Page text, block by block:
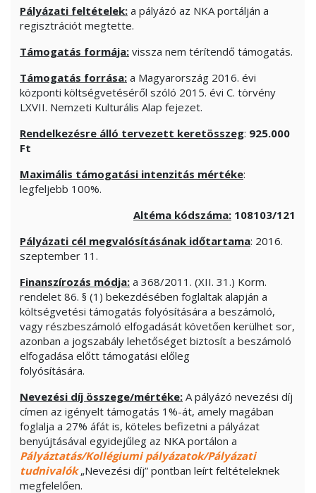
Pályázati feltételek: a pályázó az NKA portálján a
regisztrációt megtette.
Támogatás formája: vissza nem térítendő támogatás.
Támogatás forrása: a Magyarország 2016. évi
központi költségvetéséről szóló 2015. évi C. törvény
LXVII. Nemzeti Kulturális Alap fejezet.
Rendelkezésre álló tervezett keretösszeg: 925.000
Ft
Maximális támogatási intenzitás mértéke:
legfeljebb 100%.
Altéma kódszáma: 108103/121
Pályázati cél megvalósításának időtartama: 2016.
szeptember 11.
Finanszírozás módja: a 368/2011. (XII. 31.) Korm.
rendelet 86. § (1) bekezdésében foglaltak alapján a
költségvetési támogatás folyósítására a beszámoló,
vagy részbeszámoló elfogadását követően kerülhet sor,
azonban a jogszabály lehetőséget biztosít a beszámoló
elfogadása előtt támogatási előleg
folyósítására.
Nevezési díj összege/mértéke: A pályázó nevezési díj
címen az igényelt támogatás 1%-át, amely magában
foglalja a 27% áfát is, köteles befizetni a pályázat
benyújtásával egyidejűleg az NKA portálon a
Pályáztatás/Kollégiumi pályázatok/Pályázati
tudnivalók„Nevezési díj” pontban leírt feltételeknek
megfelelően.